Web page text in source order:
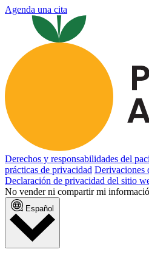
Agenda una cita
Derechos y responsabilidades del
prácticas de privacidad Derivaciones
Declaración de privacidad del sitio
No vender ni compartir mi
Español